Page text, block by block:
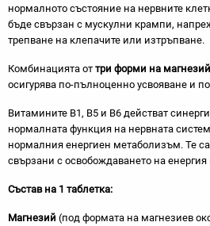
нормалното състояние на нервните
бъде свързан с мускулни крампи,
трепване на клепачите или изтръпване.
Комбинацията от три форми на магнезий
осигурява по-пълноценно усвояване и
Витамините В1, В5 и В6 действат
нормалната функция на нервната
нормалния енергиен метаболизъм. Те
свързани с освобождаването на енергия
Състав на 1 таблетка:
Магнезий (под формата на магнезиев